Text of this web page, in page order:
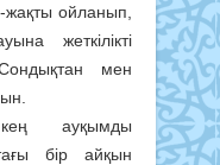
ойланып,
жеткілікті
мен
ауқымды
бір айқын